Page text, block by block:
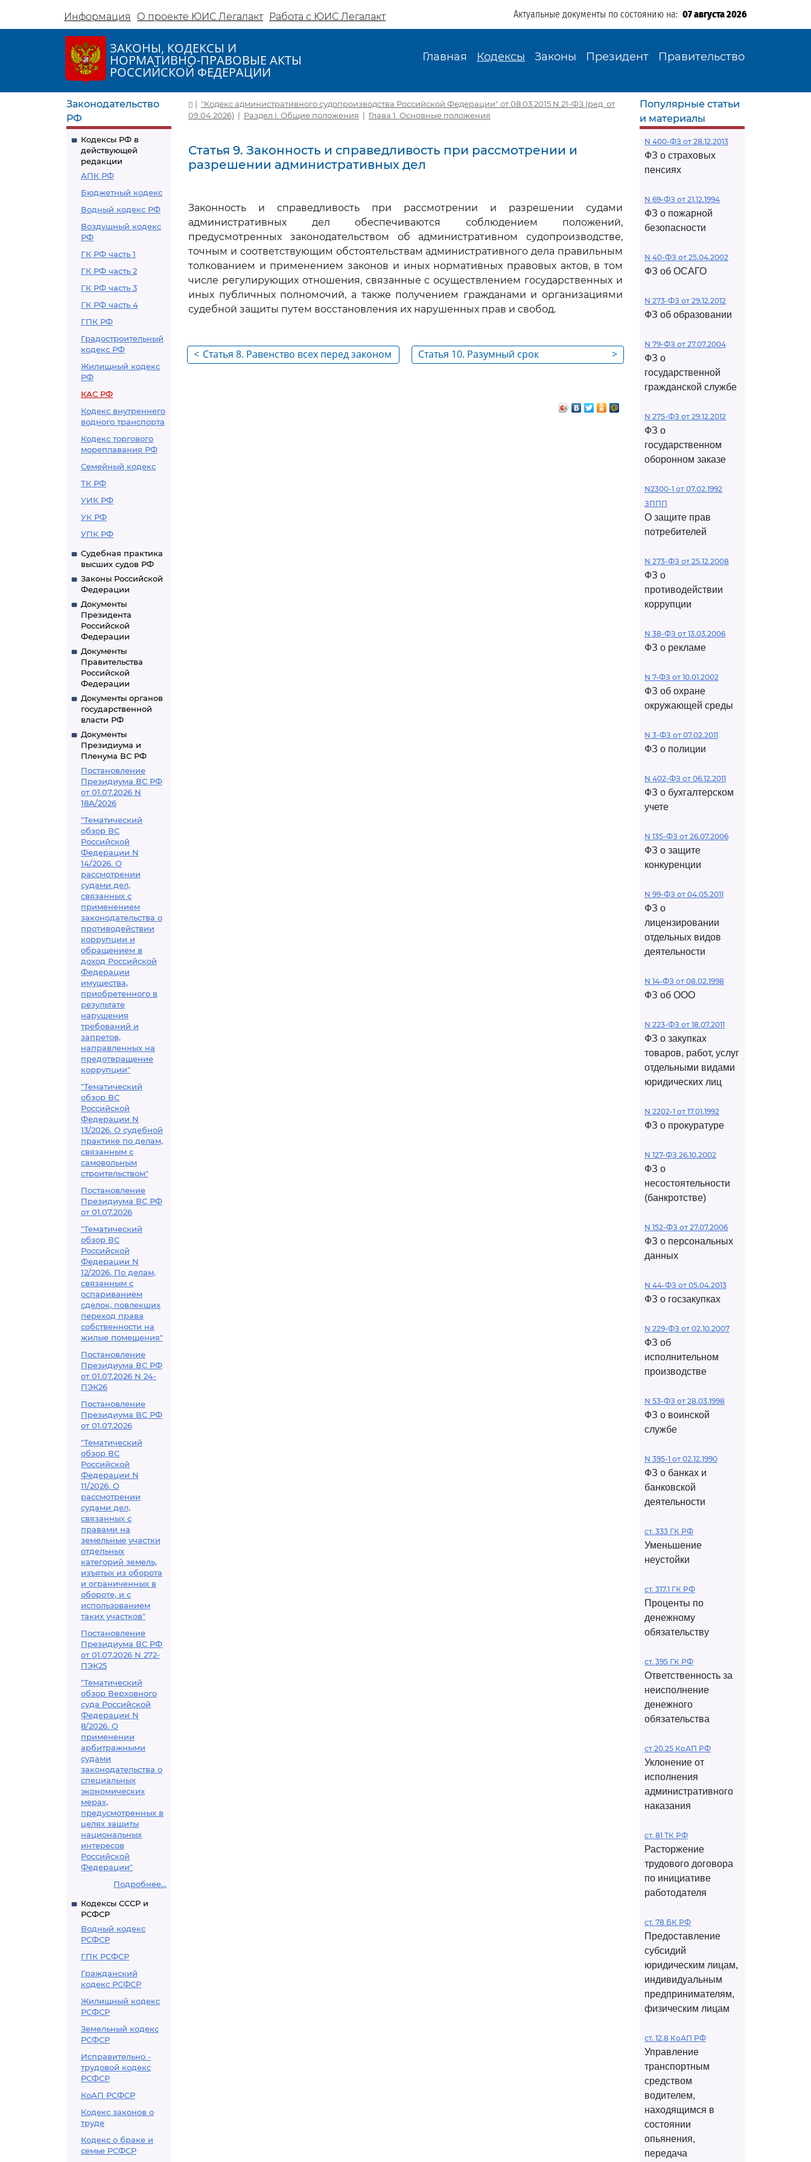
Информация О проекте ЮИС Легалакт Работа с ЮИС Легалакт Актуальные документы по состоянию на: 07 августа 2026
ЗАКОНЫ, КОДЕКСЫ И
НОРМАТИВНО-ПРАВОВЫЕ АКТЫ
РОССИЙСКОЙ ФЕДЕРАЦИИ
Главная Кодексы Законы Президент Правительство
Законодательство
РФ
Кодексы РФ в
действующей
редакции
АПК РФ
Бюджетный кодекс
Водный кодекс РФ
Воздушный кодекс
РФ
ГК РФ часть 1
ГК РФ часть 2
ГК РФ часть 3
ГК РФ часть 4
ГПК РФ
Градостроительный
кодекс РФ
Жилищный кодекс
РФ
КАС РФ
Кодекс внутреннего
водного транспорта
Кодекс торгового
мореплавания РФ
Семейный кодекс
ТК РФ
УИК РФ
УК РФ
УПК РФ
Судебная практика
высших судов РФ
Законы Российской
Федерации
Документы
Президента
Российской
Федерации
Документы
Правительства
Российской
Федерации
Документы органов
государственной
власти РФ
Документы
Президиума и
Пленума ВС РФ
Постановление
Президиума ВС РФ
от 01.07.2026 N
18А/2026
"Тематический
обзор ВС
Российской
Федерации N
14/2026. О
рассмотрении
судами дел,
связанных с
применением
законодательства о
противодействии
коррупции и
обращением в
доход Российской
Федерации
имущества,
приобретенного в
результате
нарушения
требований и
запретов,
направленных на
предотвращение
коррупции"
"Тематический
обзор ВС
Российской
Федерации N
13/2026. О судебной
практике по делам,
связанным с
самовольным
строительством"
Постановление
Президиума ВС РФ
от 01.07.2026
"Тематический
обзор ВС
Российской
Федерации N
12/2026. По делам,
связанным с
оспариванием
сделок, повлекших
переход права
собственности на
жилые помещения"
Постановление
Президиума ВС РФ
от 01.07.2026 N 24-
ПЭК26
Постановление
Президиума ВС РФ
от 01.07.2026
"Тематический
обзор ВС
Российской
Федерации N
11/2026. О
рассмотрении
судами дел,
связанных с
правами на
земельные участки
отдельных
категорий земель,
изъятых из оборота
и ограниченных в
обороте, и с
использованием
таких участков"
Постановление
Президиума ВС РФ
от 01.07.2026 N 272-
ПЭК25
"Тематический
обзор Верховного
суда Российской
Федерации N
8/2026. О
применении
арбитражными
судами
законодательства о
специальных
экономических
мерах,
предусмотренных в
целях защиты
национальных
интересов
Российской
Федерации"
Подробнее...
Кодексы СССР и
РСФСР
Водный кодекс
РСФСР
ГПК РСФСР
Гражданский
кодекс РСФСР
Жилищный кодекс
РСФСР
Земельный кодекс
РСФСР
Исправительно -
трудовой кодекс
РСФСР
КоАП РСФСР
Кодекс законов о
труде
Кодекс о браке и
семье РСФСР
| "Кодекс административного судопроизводства Российской Федерации" от 08.03.2015 N 21-ФЗ (ред. от
09.04.2026) | Раздел I. Общие положения | Глава 1. Основные положения
Статья 9. Законность и справедливость при рассмотрении и
разрешении административных дел
Законность и справедливость при рассмотрении и разрешении судами
административных дел обеспечиваются соблюдением положений,
предусмотренных законодательством об административном судопроизводстве,
точным и соответствующим обстоятельствам административного дела правильным
толкованием и применением законов и иных нормативных правовых актов, в том
числе регулирующих отношения, связанные с осуществлением государственных и
иных публичных полномочий, а также получением гражданами и организациями
судебной защиты путем восстановления их нарушенных прав и свобод.
< Статья 8. Равенство всех перед законом
>
Статья 10. Разумный срок
актов по административным делам
Популярные статьи
и материалы
N 400-ФЗ от 28.12.2013
ФЗ о страховых
пенсиях
N 69-ФЗ от 21.12.1994
ФЗ о пожарной
безопасности
N 40-ФЗ от 25.04.2002
ФЗ об ОСАГО
N 273-ФЗ от 29.12.2012
ФЗ об образовании
N 79-ФЗ от 27.07.2004
ФЗ о
государственной
гражданской службе
N 275-ФЗ от 29.12.2012
ФЗ о
государственном
оборонном заказе
N2300-1 от 07.02.1992
ЗППП
О защите прав
потребителей
N 273-ФЗ от 25.12.2008
ФЗ о
противодействии
коррупции
N 38-ФЗ от 13.03.2006
ФЗ о рекламе
N 7-ФЗ от 10.01.2002
ФЗ об охране
окружающей среды
N 3-ФЗ от 07.02.2011
ФЗ о полиции
N 402-ФЗ от 06.12.2011
ФЗ о бухгалтерском
учете
N 135-ФЗ от 26.07.2006
ФЗ о защите
конкуренции
N 99-ФЗ от 04.05.2011
ФЗ о
лицензировании
отдельных видов
деятельности
N 14-ФЗ от 08.02.1998
ФЗ об ООО
N 223-ФЗ от 18.07.2011
ФЗ о закупках
товаров, работ, услуг
отдельными видами
юридических лиц
N 2202-1 от 17.01.1992
ФЗ о прокуратуре
N 127-ФЗ 26.10.2002
ФЗ о
несостоятельности
(банкротстве)
N 152-ФЗ от 27.07.2006
ФЗ о персональных
данных
N 44-ФЗ от 05.04.2013
ФЗ о госзакупках
N 229-ФЗ от 02.10.2007
ФЗ об
исполнительном
производстве
N 53-ФЗ от 28.03.1998
ФЗ о воинской
службе
N 395-1 от 02.12.1990
ФЗ о банках и
банковской
деятельности
ст. 333 ГК РФ
Уменьшение
неустойки
ст. 317.1 ГК РФ
Проценты по
денежному
обязательству
ст. 395 ГК РФ
Ответственность за
неисполнение
денежного
обязательства
ст 20.25 КоАП РФ
Уклонение от
исполнения
административного
наказания
ст. 81 ТК РФ
Расторжение
трудового договора
по инициативе
работодателя
ст. 78 БК РФ
Предоставление
субсидий
юридическим лицам,
индивидуальным
предпринимателям,
физическим лицам
ст. 12.8 КоАП РФ
Управление
транспортным
средством
водителем,
находящимся в
состоянии
опьянения,
передача